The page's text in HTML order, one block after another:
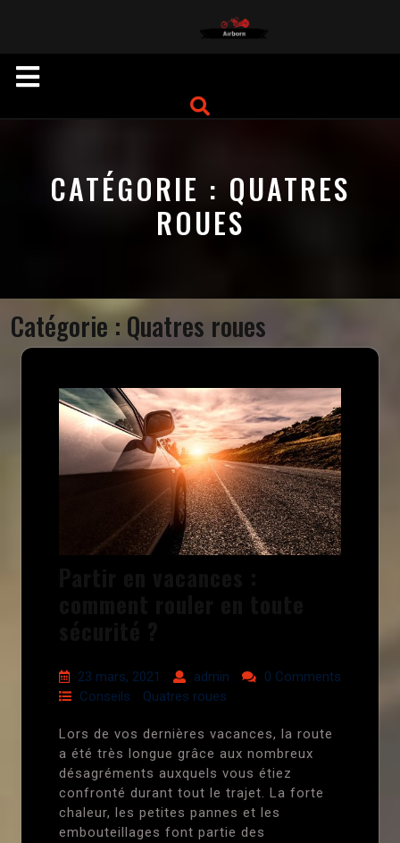
Open
Button
CATÉGORIE : QUATRES
ROUES
Catégorie :Quatres roues
23 mars, 2021 admin
0 Comments
Conseils
Quatres roues
Lors de vos dernières vacances, la route
a été très longue grâce aux nombreux
désagréments auxquels vous étiez
confronté durant tout le trajet. La forte
chaleur, les petites pannes et les
embouteillages font partie des